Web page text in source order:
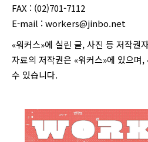
FAX : (02)701-7112
E-mail : workers@jinbo.net
«워커스»에 실린 글, 사진 등 저작권
자료의 저작권은 «워커스»에 있으며
수 있습니다.